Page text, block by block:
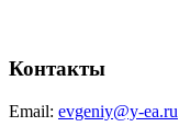
Контакты
Email: evgeniy@y-ea.ru